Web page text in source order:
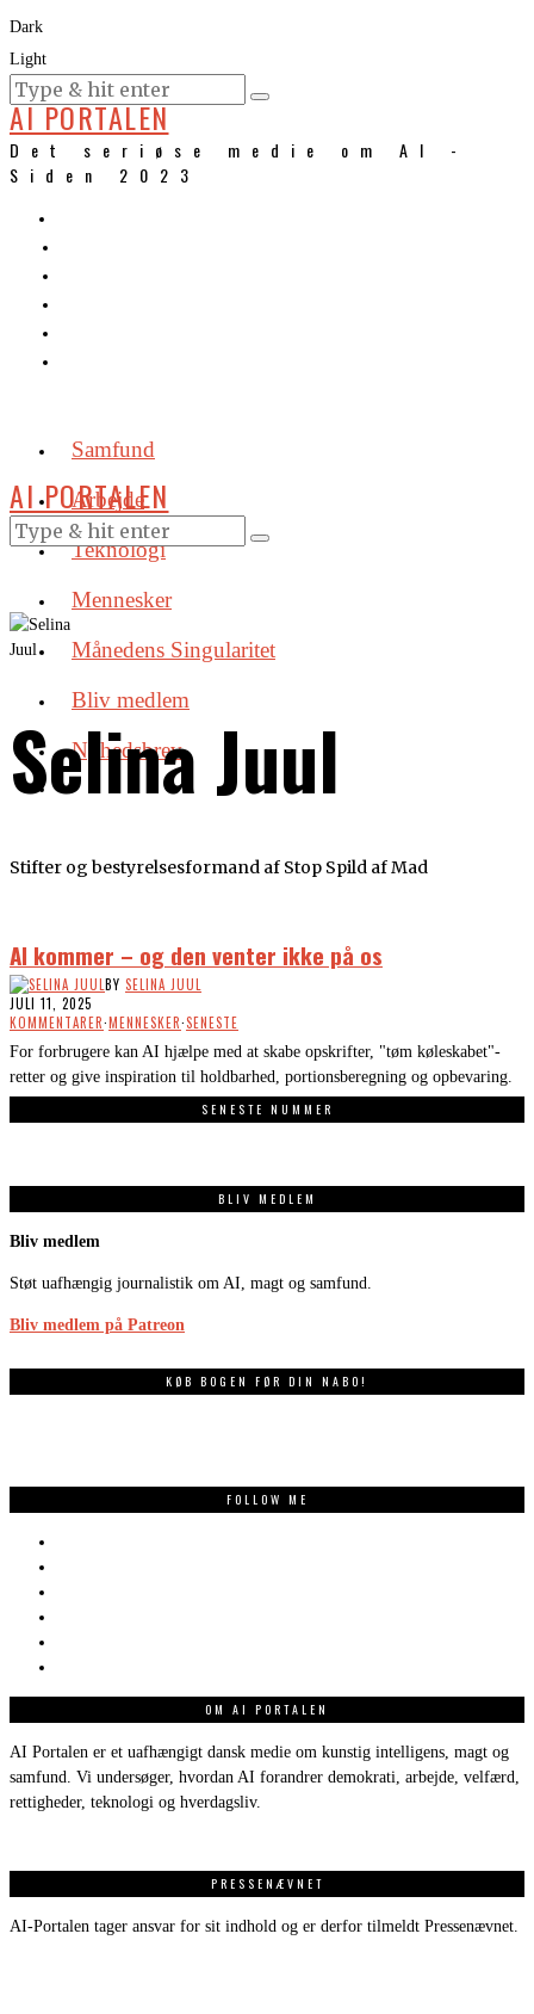
Dark
Light
KURSER
AI PORTALEN
Det seriøse medie om AI -
Siden 2023
Samfund
Arbejde
Teknologi
Mennesker
Månedens Singularitet
Bliv medlem
Nyhedsbrev
AI PORTALEN
Selina Juul
Stifter og bestyrelsesformand af Stop Spild af Mad
AI kommer – og den venter ikke på os
BY SELINA JUUL
JULI 11, 2025
KOMMENTARER·MENNESKER·SENESTE
For forbrugere kan AI hjælpe med at skabe opskrifter, "tøm køleskabet"-
retter og give inspiration til holdbarhed, portionsberegning og opbevaring.
SENESTE NUMMER
BLIV MEDLEM
Bliv medlem
Støt uafhængig journalistik om AI, magt og samfund.
Bliv medlem på Patreon
KØB BOGEN FØR DIN NABO!
FOLLOW ME
OM AI PORTALEN
AI Portalen er et uafhængigt dansk medie om kunstig intelligens, magt og
samfund. Vi undersøger, hvordan AI forandrer demokrati, arbejde, velfærd,
rettigheder, teknologi og hverdagsliv.
PRESSENÆVNET
AI-Portalen tager ansvar for sit indhold og er derfor tilmeldt Pressenævnet.